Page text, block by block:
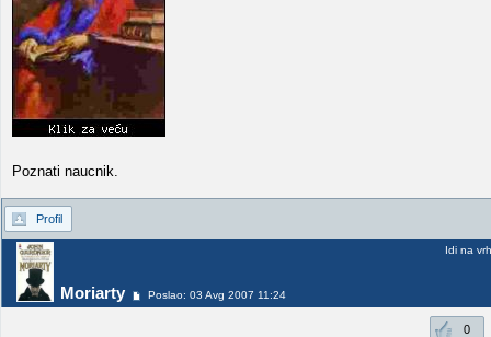
Poznati naucnik.
Profil
Moriarty Poslao: 03 Avg 2007 11:24
Idi na vrh
0